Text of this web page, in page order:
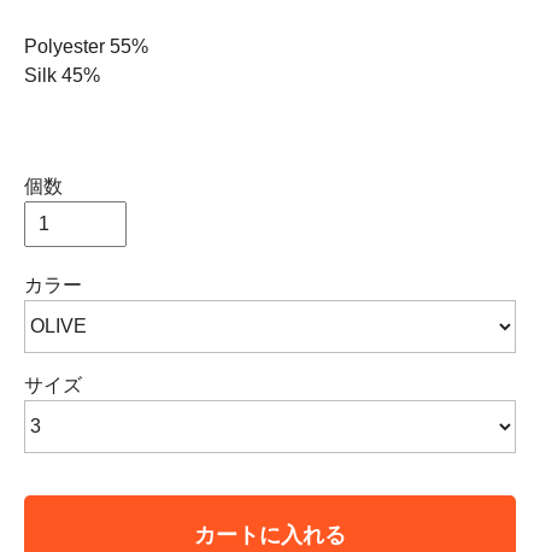
Polyester 55%
Silk 45%
個数
カラー
サイズ
カートに入れる